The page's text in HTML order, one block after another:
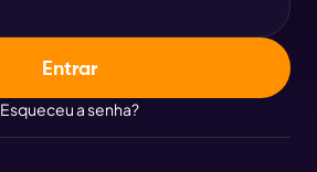
Esqueceu a senha?